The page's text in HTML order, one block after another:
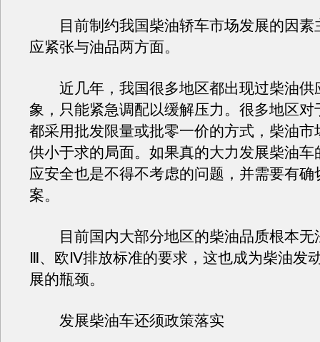
目前制约我国柴油轿车市场发展的因素
应紧张与油品两方面。
近几年，我国很多地区都出现过柴油供
象，只能紧急调配以缓解压力。很多地区对
都采用批发限量或批零一价的方式，柴油市
供小于求的局面。如果真的大力发展柴油车
应安全也是不得不考虑的问题，并需要有确
案。
目前国内大部分地区的柴油品质根本无
Ⅲ、欧Ⅳ排放标准的要求，这也成为柴油发
展的瓶颈。
发展柴油车还须政策落实